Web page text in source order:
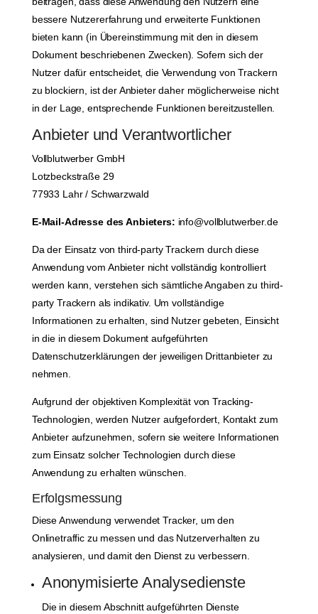
bessere Nutzererfahrung und erweiterte Funktionen
bieten kann (in Übereinstimmung mit den in diesem
Dokument beschriebenen Zwecken). Sofern sich der
Nutzer dafür entscheidet, die Verwendung von Trackern
zu blockiern, ist der Anbieter daher möglicherweise nicht
in der Lage, entsprechende Funktionen bereitzustellen.
Anbieter und Verantwortlicher
Vollblutwerber GmbH
Lotzbeckstraße 29
77933 Lahr / Schwarzwald
E-Mail-Adresse des Anbieters: info@vollblutwerber.de
Da der Einsatz von third-party Trackern durch diese
Anwendung vom Anbieter nicht vollständig kontrolliert
werden kann, verstehen sich sämtliche Angaben zu third-
party Trackern als indikativ. Um vollständige
Informationen zu erhalten, sind Nutzer gebeten, Einsicht
in die in diesem Dokument aufgeführten
Datenschutzerklärungen der jeweiligen Drittanbieter zu
nehmen.
Aufgrund der objektiven Komplexität von Tracking-
Technologien, werden Nutzer aufgefordert, Kontakt zum
Anbieter aufzunehmen, sofern sie weitere Informationen
zum Einsatz solcher Technologien durch diese
Anwendung zu erhalten wünschen.
Erfolgsmessung
Diese Anwendung verwendet Tracker, um den
Onlinetraffic zu messen und das Nutzerverhalten zu
analysieren, und damit den Dienst zu verbessern.
Anonymisierte Analysedienste
Die in diesem Abschnitt aufgeführten Dienste